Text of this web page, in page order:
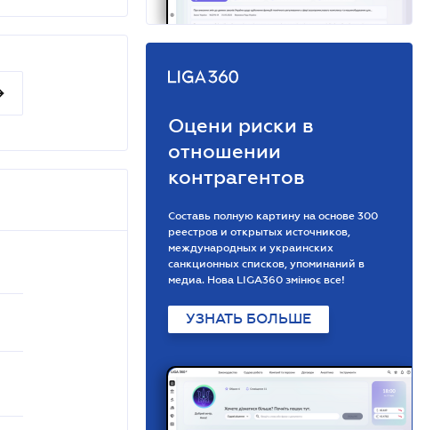
Оцени риски в
отношении
контрагентов
Составь полную картину на основе 300
реестров и открытых источников,
международных и украинских
санкционных списков, упоминаний в
медиа. Нова LIGA360 змінює все!
УЗНАТЬ БОЛЬШЕ